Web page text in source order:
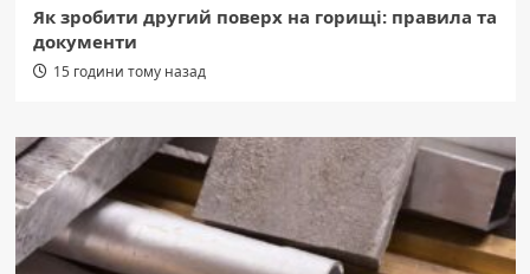
Як зробити другий поверх на горищі: правила та
документи
15 години тому назад